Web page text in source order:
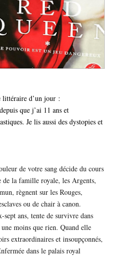
littéraire d’un jour :
que j’ai 11 ans et
Je lis aussi des dystopies et
de votre sang décide du cours
de la famille royale, les Argents,
règnent sur les Rouges,
ou de chair à canon.
ans, tente de survivre dans
moins que rien. Quand elle
extraordinaires et insoupçonnés,
dans le palais royal